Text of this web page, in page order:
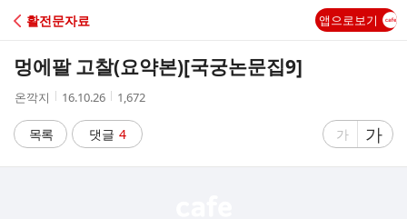
C
A
활전문자료 앱으로보기
멍에팔 고찰(요약본)[국궁논문집9]
작
자
온깍지
작
시
간
16.10.26
조
수
1,672
목록 댓글 4
글
가
글
자
가